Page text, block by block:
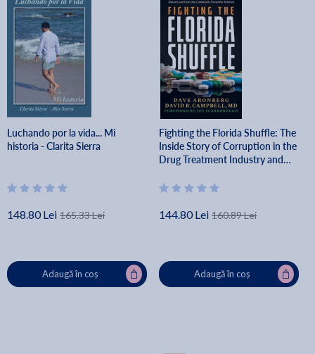
Luchando por la vida... Mi
historia - Clarita Sierra
148.80 Lei 165.33 Lei
Adaugă în coș
Fighting the Florida Shuffle: The
Inside Story of Corruption in the
Drug Treatment Industry and
Solution - Dave Aronberg
144.80 Lei 160.89 Lei
Adaugă în coș